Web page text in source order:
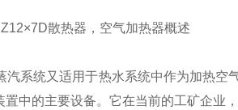
散热器，空气加热器概述
汽系统又适用于热水系统中作为加热
中的主要设备。它在当前的工矿企业